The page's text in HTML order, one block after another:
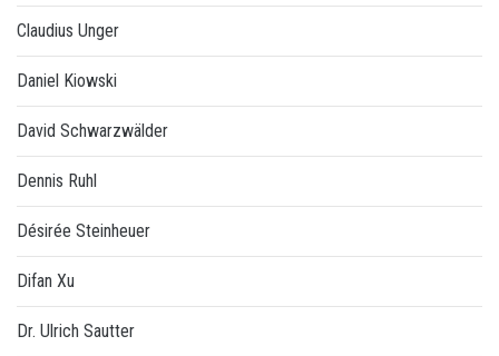
Claudius Unger
Daniel Kiowski
David Schwarzwälder
Dennis Ruhl
Désirée Steinheuer
Difan Xu
Dr. Ulrich Sautter